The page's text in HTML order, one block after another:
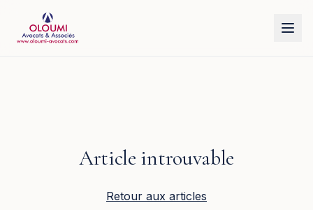
Article introuvable
Retour aux articles